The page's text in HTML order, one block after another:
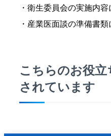
・衛生委員会の実施内容
・産業医面談の準備書類
こちらのお役
されています